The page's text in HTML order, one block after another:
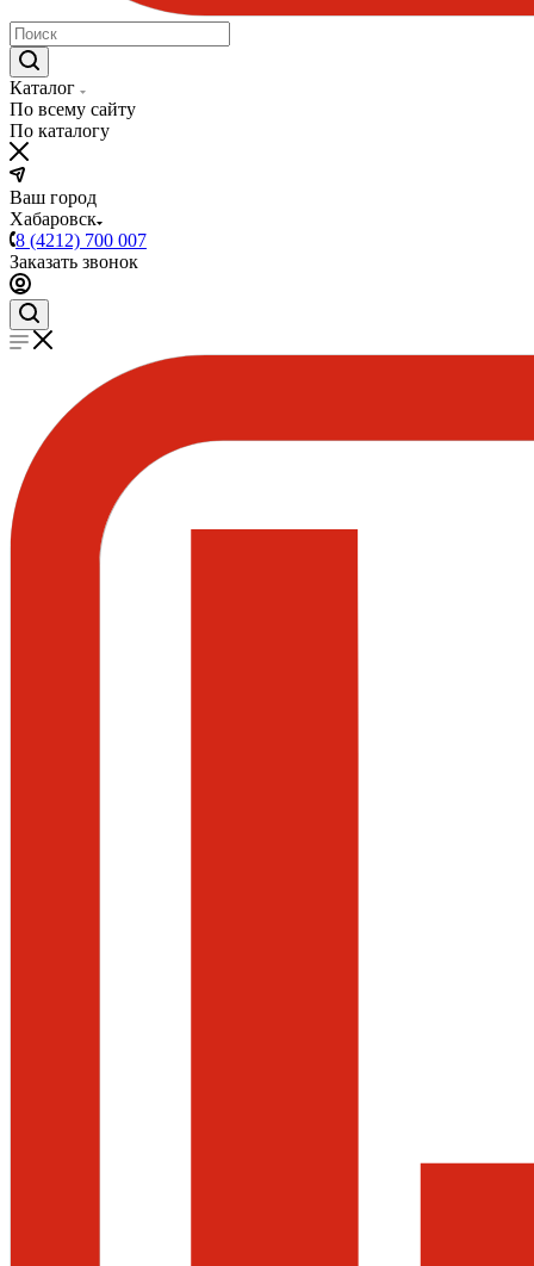
Каталог
По всему сайту
По каталогу
Ваш город
Хабаровск
8 (4212) 700 007
Заказать звонок